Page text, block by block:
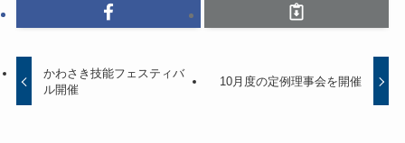
かわさき技能フェスティバ
ル開催
10月度の定例理事会を開催